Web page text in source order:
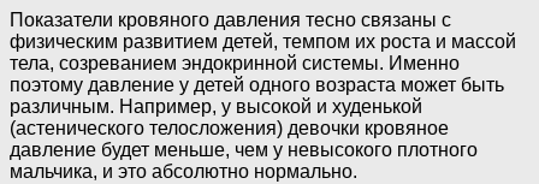
Показатели кровяного давления тесно связаны с
физическим развитием детей, темпом их роста и массой
тела, созреванием эндокринной системы. Именно
поэтому давление у детей одного возраста может быть
различным. Например, у высокой и худенькой
(астенического телосложения) девочки кровяное
давление будет меньше, чем у невысокого плотного
мальчика, и это абсолютно нормально.